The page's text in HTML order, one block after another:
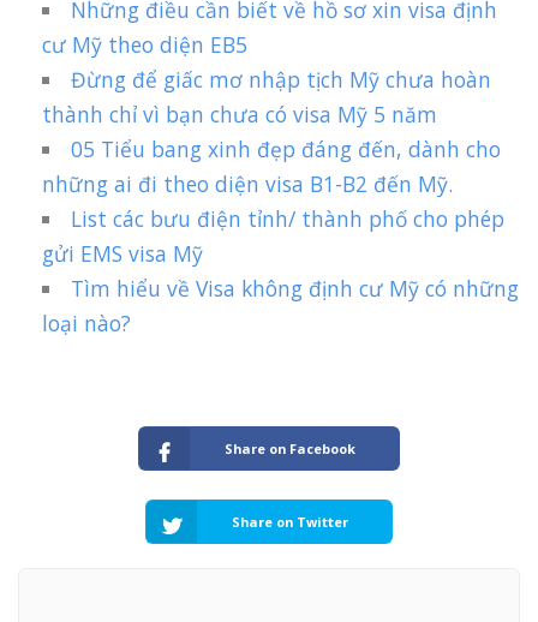
Những điều cần biết về hồ sơ xin visa định
cư Mỹ theo diện EB5
Đừng để giấc mơ nhập tịch Mỹ chưa hoàn
thành chỉ vì bạn chưa có visa Mỹ 5 năm
05 Tiểu bang xinh đẹp đáng đến, dành cho
những ai đi theo diện visa B1-B2 đến Mỹ.
List các bưu điện tỉnh/ thành phố cho phép
gửi EMS visa Mỹ
Tìm hiểu về Visa không định cư Mỹ có những
loại nào?
Share on Facebook
Share on Twitter